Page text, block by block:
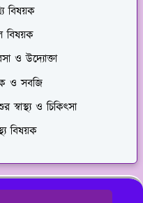
বিষয়ক
বিষয়ক
ও উদ্যোক্তা
ও সবজি
স্বাস্থ্য ও চিকিৎসা
বিষয়ক